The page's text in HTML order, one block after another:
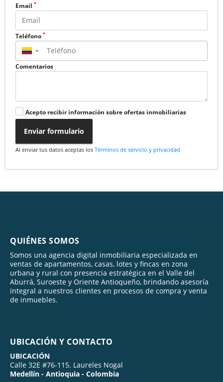
Email *
Teléfono *
▼
Comentarios
Acepto recibir información sobre ofertas inmobiliarias
Enviar formulario
Al enviar tus datos aceptas los Términos de servicio y privacidad
QUIÉNES SOMOS
Somos una agencia digital inmobiliaria especializada en
ventas de apartamentos, casas, lotes y fincas en zona
urbana y rural con presencia estratégica en el Valle del
Aburrá, Suroeste y Oriente Antioqueño, brindando asesoría
integral a nuestros clientes en procesos de compra y venta
de inmuebles.
UBICACIÓN Y CONTACTO
UBICACIÓN
Calle 32E #76-115. Laureles Nogal
Medellín - Antioquia - Colombia